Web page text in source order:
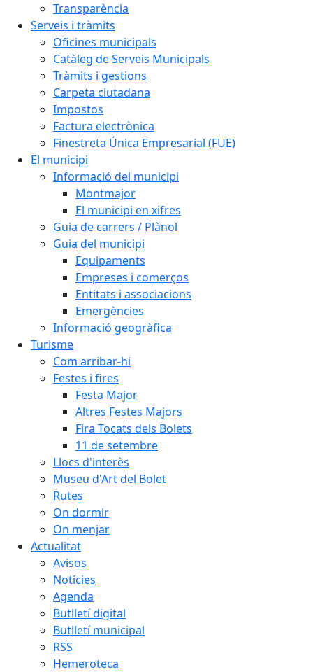
Transparència
Serveis i tràmits
Oficines municipals
Catàleg de Serveis Municipals
Tràmits i gestions
Carpeta ciutadana
Impostos
Factura electrònica
Finestreta Única Empresarial (FUE)
El municipi
Informació del municipi
Montmajor
El municipi en xifres
Guia de carrers / Plànol
Guia del municipi
Equipaments
Empreses i comerços
Entitats i associacions
Emergències
Informació geogràfica
Turisme
Com arribar-hi
Festes i fires
Festa Major
Altres Festes Majors
Fira Tocats dels Bolets
11 de setembre
Llocs d'interès
Museu d'Art del Bolet
Rutes
On dormir
On menjar
Actualitat
Avisos
Notícies
Agenda
Butlletí digital
Butlletí municipal
RSS
Hemeroteca